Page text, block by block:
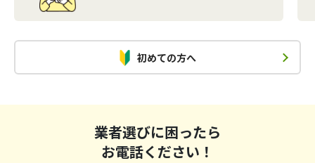
初めての方へ
業者選びに困ったら
お電話ください！